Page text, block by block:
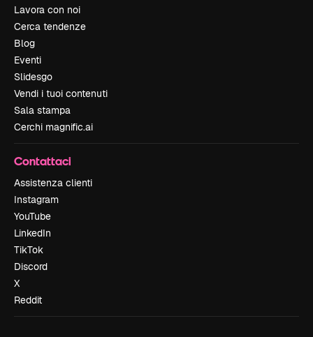
Lavora con noi
Cerca tendenze
Blog
Eventi
Slidesgo
Vendi i tuoi contenuti
Sala stampa
Cerchi magnific.ai
Contattaci
Assistenza clienti
Instagram
YouTube
LinkedIn
TikTok
Discord
X
Reddit